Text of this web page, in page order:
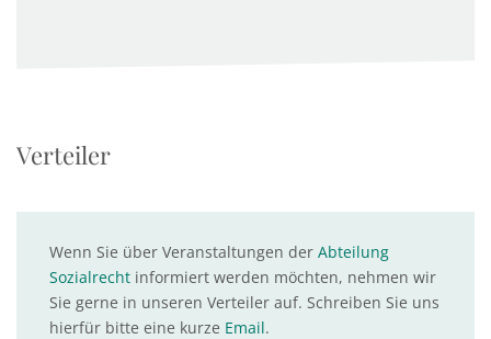
Verteiler
Wenn Sie über Veranstaltungen der Abteilung
Sozialrecht informiert werden möchten, nehmen wir
Sie gerne in unseren Verteiler auf. Schreiben Sie uns
hierfür bitte eine kurze Email.